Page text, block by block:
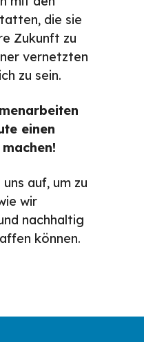
die sie
Zukunft zu
vernetzten
zu sein.
einen
auf, um zu
wir
nachhaltig
können.